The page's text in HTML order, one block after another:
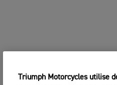
Triumph Motorcycles utilise